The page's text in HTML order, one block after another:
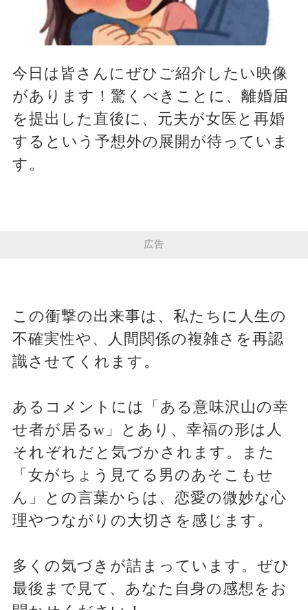
今日は皆さんにぜひご紹介したい映像
があります！驚くべきことに、離婚届
を提出した直後に、元夫が女医と再婚
するという予想外の展開が待っていま
す。
広告
この衝撃の出来事は、私たちに人生の
不確実性や、人間関係の複雑さを再認
識させてくれます。
あるコメントには「ある意味沢山の幸
せ者が居るw」とあり、幸福の形は人
それぞれだと気づかされます。また
「女がちょう見てる男のあそこもせ
ん」との言葉からは、恋愛の微妙な心
理やつながりの大切さを感じます。
多くの気づきが詰まっています。ぜひ
最後まで見て、あなた自身の感想をお